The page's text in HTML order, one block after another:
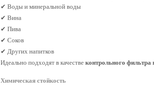
✔ Воды и минеральной воды
✔ Вина
✔ Пива
✔ Соков
✔ Других напитков
Идеально подходят в качестве контрольного фильтра
Химическая стойкость